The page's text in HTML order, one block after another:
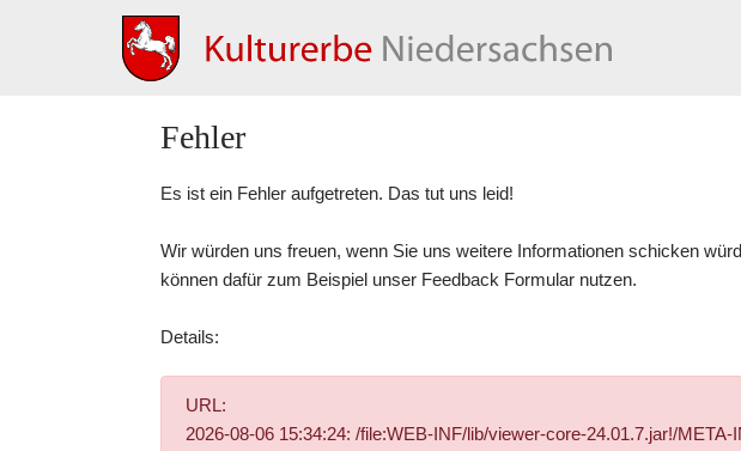
Fehler
Es ist ein Fehler aufgetreten. Das tut uns leid!
Wir würden uns freuen, wenn Sie uns weitere Informationen schicken
können dafür zum Beispiel unser Feedback Formular nutzen.
Details:
URL:
2026-08-06 15:34:24: /file:WEB-INF/lib/viewer-core-24.01.7.jar!/